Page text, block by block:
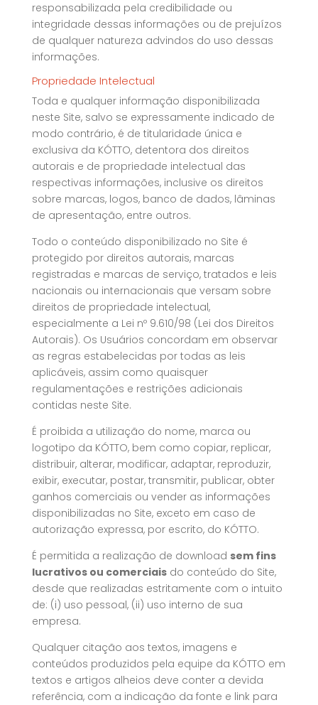
responsabilizada pela credibilidade ou
integridade dessas informações ou de prejuízos
de qualquer natureza advindos do uso dessas
informações.
Propriedade Intelectual
Toda e qualquer informação disponibilizada
neste Site, salvo se expressamente indicado de
modo contrário, é de titularidade única e
exclusiva da KÓTTO, detentora dos direitos
autorais e de propriedade intelectual das
respectivas informações, inclusive os direitos
sobre marcas, logos, banco de dados, lâminas
de apresentação, entre outros.
Todo o conteúdo disponibilizado no Site é
protegido por direitos autorais, marcas
registradas e marcas de serviço, tratados e leis
nacionais ou internacionais que versam sobre
direitos de propriedade intelectual,
especialmente a Lei nº 9.610/98 (Lei dos Direitos
Autorais). Os Usuários concordam em observar
as regras estabelecidas por todas as leis
aplicáveis, assim como quaisquer
regulamentações e restrições adicionais
contidas neste Site.
É proibida a utilização do nome, marca ou
logotipo da KÓTTO, bem como copiar, replicar,
distribuir, alterar, modificar, adaptar, reproduzir,
exibir, executar, postar, transmitir, publicar, obter
ganhos comerciais ou vender as informações
disponibilizadas no Site, exceto em caso de
autorização expressa, por escrito, do KÓTTO.
É permitida a realização de download sem fins
lucrativos ou comerciaisdo conteúdo do Site,
desde que realizadas estritamente com o intuito
de: (i) uso pessoal, (ii) uso interno de sua
empresa.
Qualquer citação aos textos, imagens e
conteúdos produzidos pela equipe da KÓTTO em
textos e artigos alheios deve conter a devida
referência, com a indicação da fonte e link para